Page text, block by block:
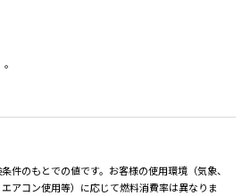
件のもとでの値です。お客様の使用環境（気象、
アコン使用等）に応じて燃料消費率は異なりま